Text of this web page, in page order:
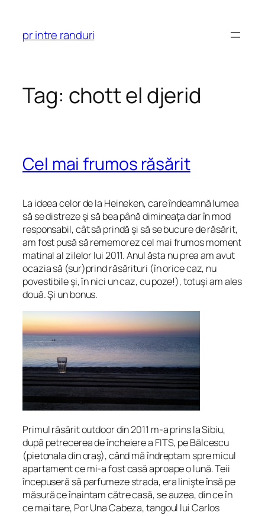
content
pr intre randuri
Tag: chott el djerid
Cel mai frumos răsărit
La ideea celor de la Heineken, care îndeamnă lumea
să se distreze şi să bea până dimineaţa dar în mod
responsabil, cât să prindă şi să se bucure de răsărit,
am fost pusă să rememorez cel mai frumos moment
matinal al zilelor lui 2011. Anul ăsta nu prea am avut
ocazia să (sur)prind răsărituri (în orice caz, nu
povestibile şi, în nici un caz, cu poze!), totuşi am ales
două. Şi un bonus.
Primul răsărit outdoor din 2011 m-a prins la Sibiu,
după petrecerea de încheiere a FITS, pe Bălcescu
(pietonala din oraş), când mă îndreptam spre micul
apartament ce mi-a fost casă aproape o lună. Teii
începuseră să parfumeze strada, era linişte însă pe
măsură ce înaintam către casă, se auzea, din ce în
ce mai tare, Por Una Cabeza, tangoul lui Carlos